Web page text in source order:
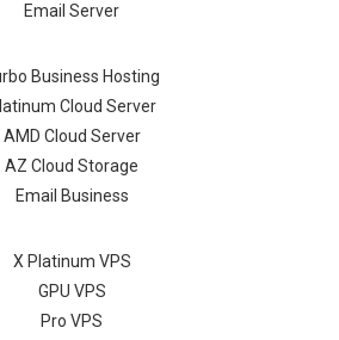
Email Server
Business Hosting
Cloud Server
AMD Cloud Server
AZ Cloud Storage
Email Business
X Platinum VPS
GPU VPS
Pro VPS